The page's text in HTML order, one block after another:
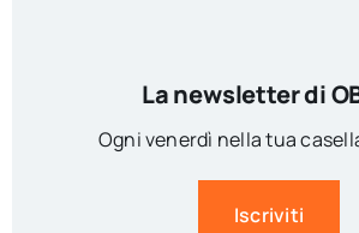
La newsletter di
Ogni venerdì nella tua
Iscriviti